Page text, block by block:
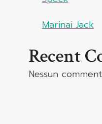
Marinai Jack
Recent
Nessun